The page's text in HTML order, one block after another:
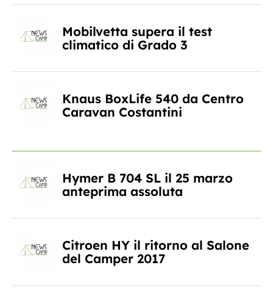
Mobilvetta supera il test
climatico di Grado 3
Knaus BoxLife 540 da Centro
Caravan Costantini
Hymer B 704 SL il 25 marzo
anteprima assoluta
Citroen HY il ritorno al Salone
del Camper 2017